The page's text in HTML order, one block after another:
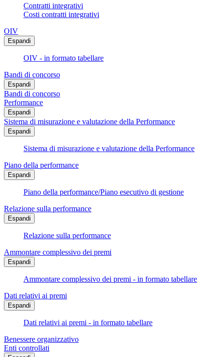
Contratti integrativi
Costi contratti integrativi
OIV
Espandi
OIV - in formato tabellare
Bandi di concorso
Espandi
Bandi di concorso
Performance
Espandi
Sistema di misurazione e valutazione della Performance
Espandi
Sistema di misurazione e valutazione della Performance
Piano della performance
Espandi
Piano della performance/Piano esecutivo di gestione
Relazione sulla performance
Espandi
Relazione sulla performance
Ammontare complessivo dei premi
Espandi
Ammontare complessivo dei premi - in formato tabellare
Dati relativi ai premi
Espandi
Dati relativi ai premi - in formato tabellare
Benessere organizzativo
Enti controllati